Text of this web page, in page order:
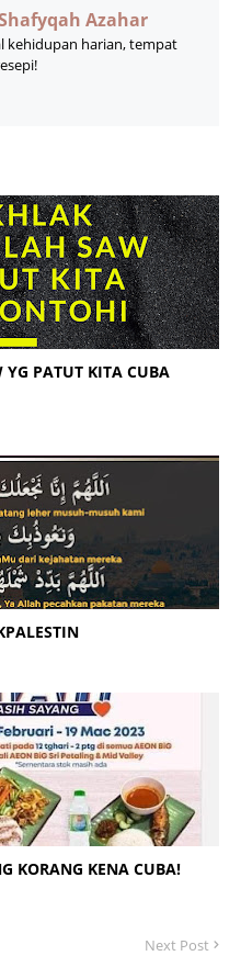
Azahar
kehidupan harian, tempat
PATUT KITA CUBA
KORANG KENA CUBA!
Next Post